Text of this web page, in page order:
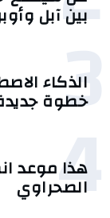
بين آبل
3
الذكاء
خطوة
4
هذا موعد
الصحراوي